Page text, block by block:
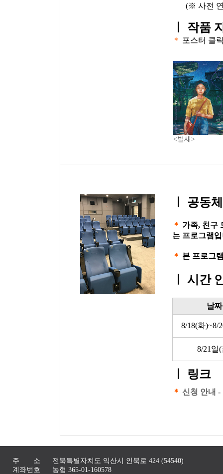
(※ 사전
작품
＊ 포스터 클
<벌새>
공동
＊ 가족, 친구
는 프로그램
＊ 본 프로그
시간
날짜
8/18(화)~8/
8/21일
링크
＊ 신청 안내 -
주 소
전북특별자치도 익산시 인북로 424 (54540)
계좌번호
농협 365-01-160578